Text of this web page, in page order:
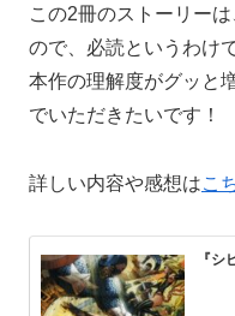
この2冊のストーリー
ので、必読というわけ
本作の理解度がグッと
でいただきたいです！
詳しい内容や感想はこ
『